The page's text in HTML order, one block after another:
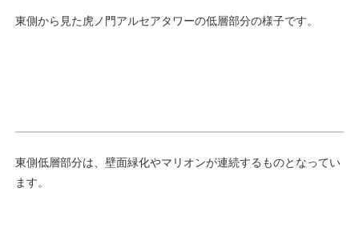
東側から見た虎ノ門アルセアタワーの低層部分の様子です。
東側低層部分は、壁面緑化やマリオンが連続するものとなってい
ます。